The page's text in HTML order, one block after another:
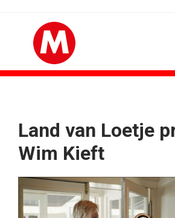
Land van Loetje
Wim Kieft